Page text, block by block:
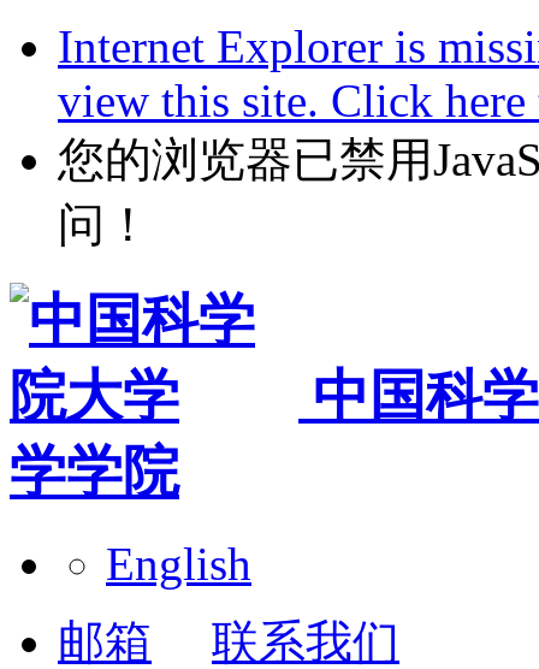
Internet Explorer is
view this site. Click
您的浏览器已禁用
问！
中国科
学学院
English
邮箱
联系我们